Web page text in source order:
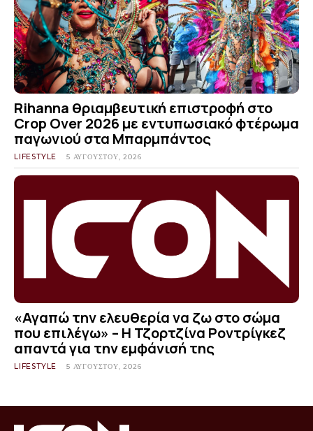
Rihanna θριαμβευτική επιστροφή στο
Crop Over 2026 με εντυπωσιακό φτέρωμα
παγωνιού στα Μπαρμπάντος
LIFESTYLE 5 ΑΥΓΟΎΣΤΟΥ, 2026
«Αγαπώ την ελευθερία να ζω στο σώμα
που επιλέγω» – Η Τζορτζίνα Ροντρίγκεζ
απαντά για την εμφάνισή της
LIFESTYLE 5 ΑΥΓΟΎΣΤΟΥ, 2026